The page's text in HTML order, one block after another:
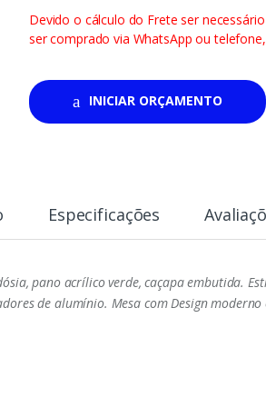
Devido o cálculo do Frete ser
ser comprado via WhatsApp ou
INICIAR ORÇAMENTO
Especificações
pano acrílico verde, caçapa embutida.
de alumínio. Mesa com Design